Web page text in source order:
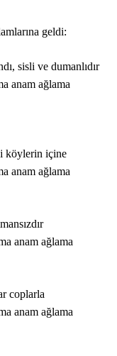
geldi:
sisli ve dumanlıdır
anam ağlama
köylerin içine
anam ağlama
anam ağlama
coplarla
anam ağlama